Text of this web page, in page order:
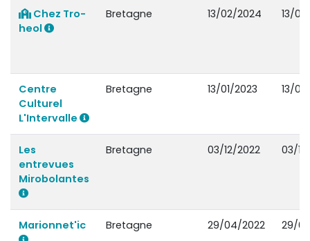
Chez Tro-
heol
Bretagne 13/02/2024 13/
Centre
Culturel
L'Intervalle
Bretagne 13/01/2023 13/
Les
entrevues
Mirobolantes
Bretagne 03/12/2022 03/
Marionnet'ic Bretagne 29/04/2022 29/